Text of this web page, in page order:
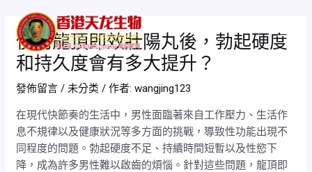
使用龍頂即效壯陽丸後，勃起硬度
和持久度會有多大提升？
發佈留言 / 未分类 / 作者:wangjing123
在現代快節奏的生活中，男性面臨著來自工作壓力、生活作
息不規律以及健康狀況等多方面的挑戰，導致性功能出現不
同程度的問題。勃起硬度不足、持續時間短暫以及性慾下
降，成為許多男性難以啟齒的煩惱。針對這些問題，龍頂即
navigation